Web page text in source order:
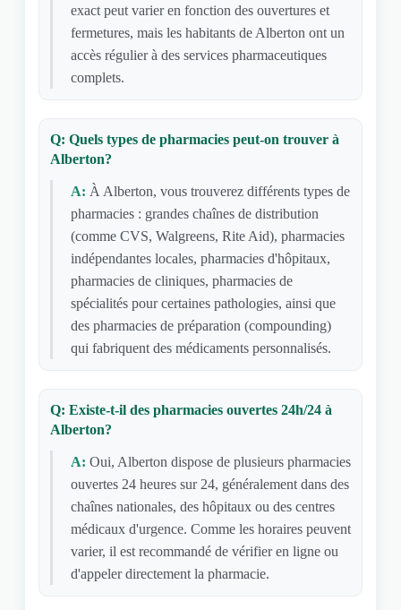
exact peut varier en fonction des ouvertures et
fermetures, mais les habitants de Alberton ont un
accès régulier à des services pharmaceutiques
complets.
Q: Quels types de pharmacies peut-on trouver à
Alberton?
A: À Alberton, vous trouverez différents types de
pharmacies : grandes chaînes de distribution
(comme CVS, Walgreens, Rite Aid), pharmacies
indépendantes locales, pharmacies d'hôpitaux,
pharmacies de cliniques, pharmacies de
spécialités pour certaines pathologies, ainsi que
des pharmacies de préparation (compounding)
qui fabriquent des médicaments personnalisés.
Q: Existe-t-il des pharmacies ouvertes 24h/24 à
Alberton?
A: Oui, Alberton dispose de plusieurs pharmacies
ouvertes 24 heures sur 24, généralement dans des
chaînes nationales, des hôpitaux ou des centres
médicaux d'urgence. Comme les horaires peuvent
varier, il est recommandé de vérifier en ligne ou
d'appeler directement la pharmacie.